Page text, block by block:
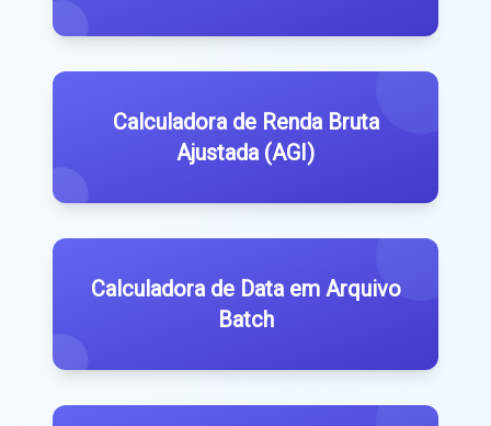
Calculadora de Renda Bruta
Ajustada (AGI)
Calculadora de Data em Arquivo
Batch